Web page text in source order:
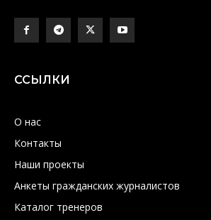
ССЫЛКИ
О нас
Контакты
Наши проекты
Анкеты гражданских журналистов
Каталог тренеров